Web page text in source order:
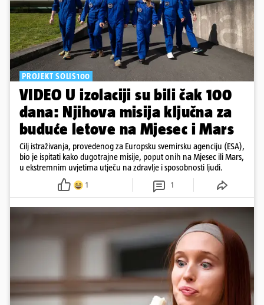
PROJEKT SOLIS100
VIDEO U izolaciji su bili čak 100
dana: Njihova misija ključna za
buduće letove na Mjesec i Mars
Cilj istraživanja, provedenog za Europsku svemirsku agenciju (ESA),
bio je ispitati kako dugotrajne misije, poput onih na Mjesec ili Mars,
u ekstremnim uvjetima utječu na zdravlje i sposobnosti ljudi.
1 1